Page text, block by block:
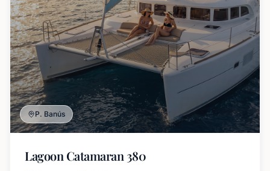
P. Banús
Lagoon Catamaran 380